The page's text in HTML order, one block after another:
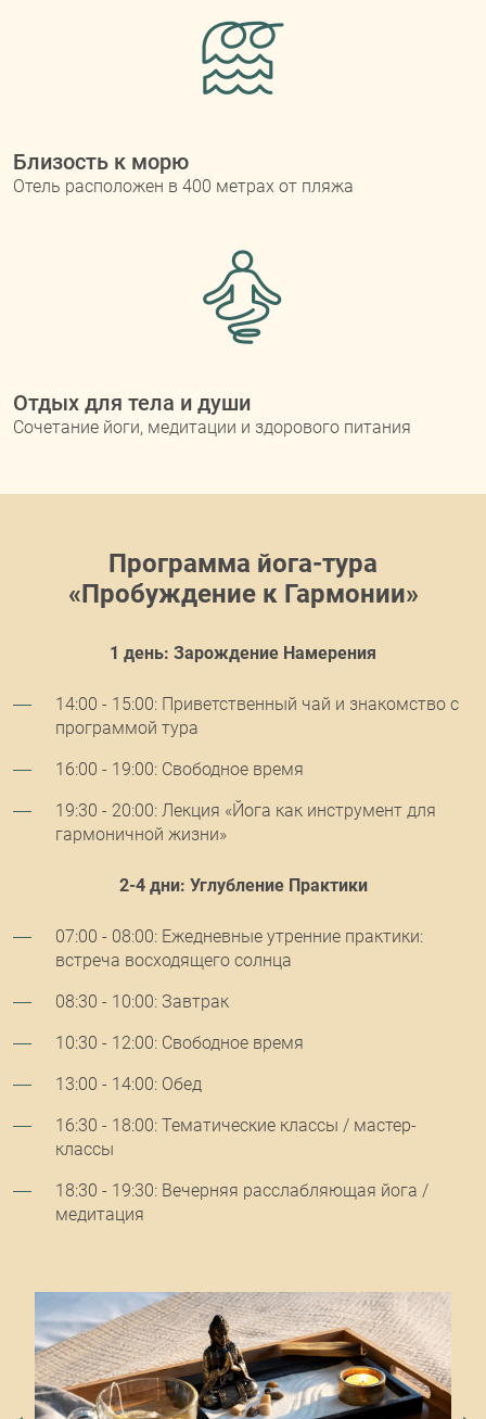
Близость к морю
Отель расположен в 400 метрах от пляжа
Отдых для тела и души
Сочетание йоги, медитации и здорового питания
Программа йога-тура
«Пробуждение к Гармонии»
1 день: Зарождение Намерения
14:00 - 15:00: Приветственный чай и знакомство с
программой тура
16:00 - 19:00: Свободное время
19:30 - 20:00: Лекция «Йога как инструмент для
гармоничной жизни»
2-4 дни: Углубление Практики
07:00 - 08:00: Ежедневные утренние практики:
встреча восходящего солнца
08:30 - 10:00: Завтрак
10:30 - 12:00: Свободное время
13:00 - 14:00: Обед
16:30 - 18:00: Тематические классы / мастер-
классы
18:30 - 19:30: Вечерняя расслабляющая йога /
медитация